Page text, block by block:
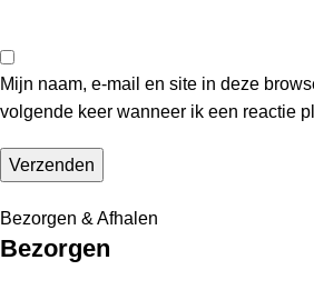
Mijn naam, e-mail en site in deze
volgende keer wanneer ik een reactie
Bezorgen & Afhalen
Bezorgen